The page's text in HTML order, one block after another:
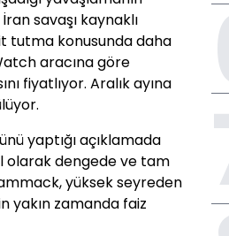
savaşı kaynaklı
tutma konusunda daha
aracına göre
fiyatlıyor. Aralık ayına
yaptığı açıklamada
olarak dengede ve tam
yüksek seyreden
yakın zamanda faiz